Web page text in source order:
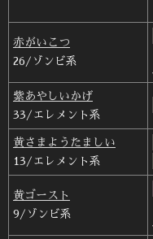
赤がいこつ
26/ゾンビ系
紫あやしいかげ
33/エレメント系
黄さまようたましい
13/エレメント系
黄ゴースト
9/ゾンビ系